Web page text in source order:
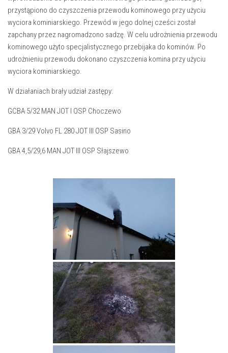
przystąpiono do czyszczenia przewodu kominowego przy użyciu
wyciora kominiarskiego. Przewód w jego dolnej cześci został
zapchany przez nagromadzono sadzę. W celu udrożnienia przewodu
kominowego użyto specjalistycznego przebijaka do kominów. Po
udrożnieniu przewodu dokonano czyszczenia komina przy użyciu
wyciora kominiarskiego.
W działaniach brały udział zastępy:
GCBA 5/32 MAN JOT I OSP Choczewo
GBA 3/29 Volvo FL 280 JOT III OSP Sasino
GBA 4,5/29,6 MAN JOT III OSP Słajszewo